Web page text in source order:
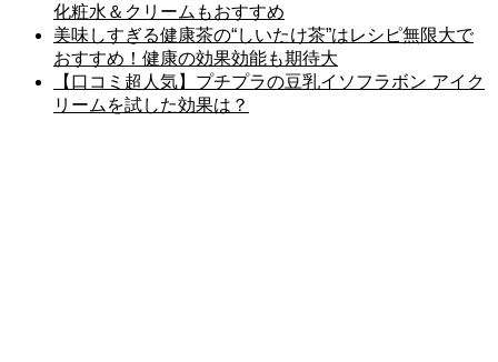
化粧水＆クリームもおすすめ
美味しすぎる健康茶の“しいたけ茶”はレシピ無限大で
おすすめ！健康の効果効能も期待大
【口コミ超人気】プチプラの豆乳イソフラボン アイク
リームを試した効果は？